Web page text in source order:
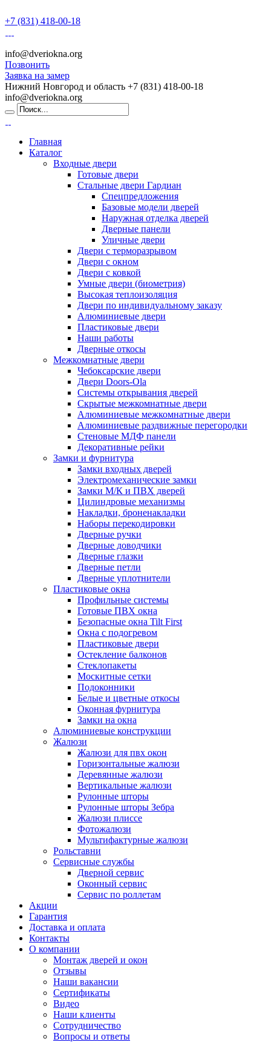
+7 (831) 418-00-18
info@dveriokna.org
Позвонить
Заявка на замер
Нижний Новгород и область +7 (831) 418-00-18
info@dveriokna.org
Главная
Каталог
Входные двери
Готовые двери
Стальные двери Гардиан
Спецпредложения
Базовые модели дверей
Наружная отделка дверей
Дверные панели
Уличные двери
Двери с терморазрывом
Двери с окном
Двери с ковкой
Умные двери (биометрия)
Высокая теплоизоляция
Двери по индивидуальному заказу
Алюминиевые двери
Пластиковые двери
Наши работы
Дверные откосы
Межкомнатные двери
Чебоксарские двери
Двери Doors-Ola
Системы открывания дверей
Скрытые межкомнатные двери
Алюминиевые межкомнатные двери
Алюминиевые раздвижные перегородки
Стеновые МДФ панели
Декоративные рейки
Замки и фурнитура
Замки входных дверей
Электромеханические замки
Замки М/К и ПВХ дверей
Цилиндровые механизмы
Накладки, броненакладки
Наборы перекодировки
Дверные ручки
Дверные доводчики
Дверные глазки
Дверные петли
Дверные уплотнители
Пластиковые окна
Профильные системы
Готовые ПВХ окна
Безопасные окна Tilt First
Окна с подогревом
Пластиковые двери
Остекление балконов
Стеклопакеты
Москитные сетки
Подоконники
Белые и цветные откосы
Оконная фурнитура
Замки на окна
Алюминиевые конструкции
Жалюзи
Жалюзи для пвх окон
Горизонтальные жалюзи
Деревянные жалюзи
Вертикальные жалюзи
Рулонные шторы
Рулонные шторы Зебра
Жалюзи плиссе
Фотожалюзи
Мультифактурные жалюзи
Рольставни
Сервисные службы
Дверной сервис
Оконный сервис
Сервис по роллетам
Акции
Гарантия
Доставка и оплата
Контакты
О компании
Монтаж дверей и окон
Отзывы
Наши вакансии
Сертификаты
Видео
Наши клиенты
Сотрудничество
Вопросы и ответы